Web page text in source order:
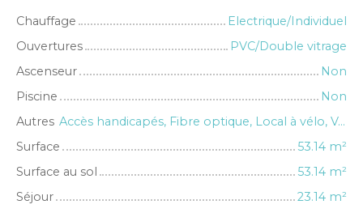
Chauffage
Electrique/Individuel
Ouvertures
PVC/Double vitrage
Ascenseur
Non
Piscine
Non
Autres
Accès handicapés, Fibre optique, Local à vélo, Volets électriques
Surface
53.14 m²
Surface au sol
53.14 m²
Séjour
23.14 m²